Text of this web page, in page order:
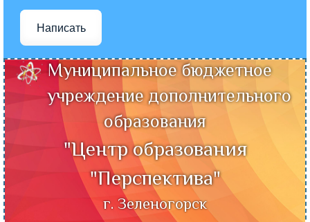
Написать
Муниципальное бюджетное
учреждение дополнительного
образования
"Центр образования
"Перспектива"
г. Зеленогорск